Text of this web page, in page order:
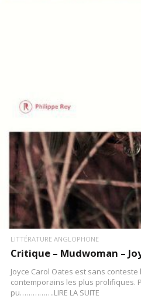
LITTÉRATURE ANGLOPHONE
Critique – Mudwoman –
Joyce Carol Oates est sans conteste
contemporains les plus prolifiques.
pu…………….LIRE LA SUITE